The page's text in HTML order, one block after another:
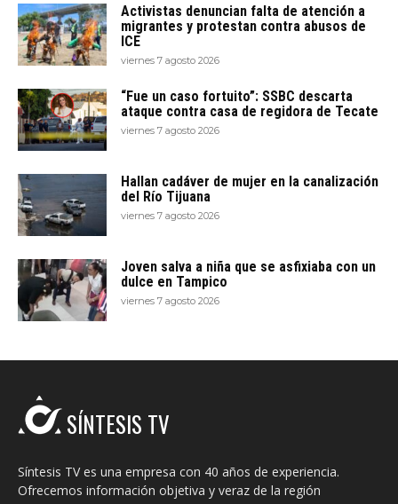
Activistas denuncian falta de atención a
migrantes y protestan contra abusos de
ICE
viernes 7 agosto 2026
“Fue un caso fortuito”: SSBC descarta
ataque contra casa de regidora de Tecate
viernes 7 agosto 2026
Hallan cadáver de mujer en la canalización
del Río Tijuana
viernes 7 agosto 2026
Joven salva a niña que se asfixiaba con un
dulce en Tampico
viernes 7 agosto 2026
SÍNTESIS TV
Síntesis TV es una empresa con 40 años de experiencia.
Ofrecemos información objetiva y veraz de la región